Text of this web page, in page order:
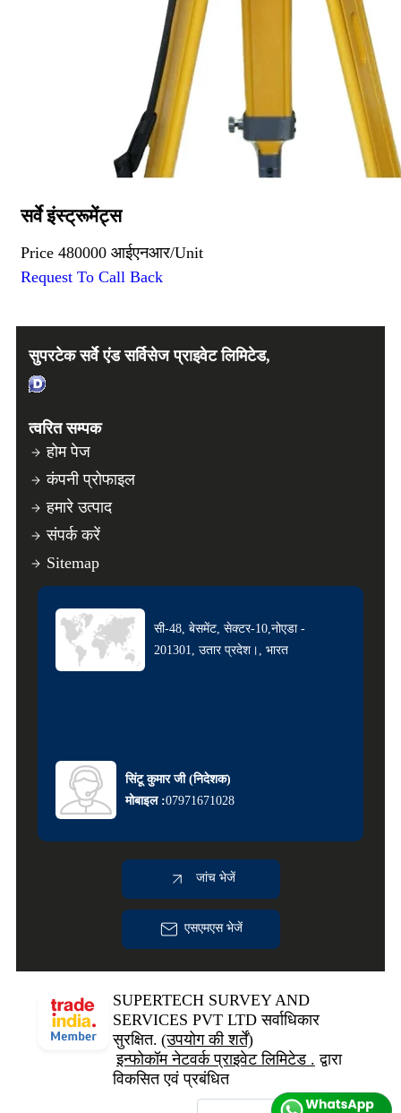
सर्वे इंस्ट्रूमेंट्स
Price 480000 आईएनआर/Unit
Request To Call Back
सुपरटेक सर्वे एंड सर्विसेज प्राइवेट लिमिटेड,
त्वरित सम्पक
होम पेज
कंपनी प्रोफाइल
हमारे उत्पाद
संपर्क करें
Sitemap
सी-48, बेसमेंट, सेक्टर-10,नोएडा -
201301, उतार प्रदेश।, भारत
सिंटू कुमार जी(निदेशक)
मोबाइल :07971671028
जांच भेजें
एसएमएस भेजें
SUPERTECH SURVEY AND
SERVICES PVT LTD सर्वाधिकार
सुरक्षित. (उपयोग की शर्तें)
इन्फोकॉम नेटवर्क प्राइवेट लिमिटेड . द्वारा
विकसित एवं प्रबंधित